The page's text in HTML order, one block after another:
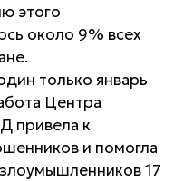
этого
около 9% всех
только январь
Центра
привела к
и помогла
17